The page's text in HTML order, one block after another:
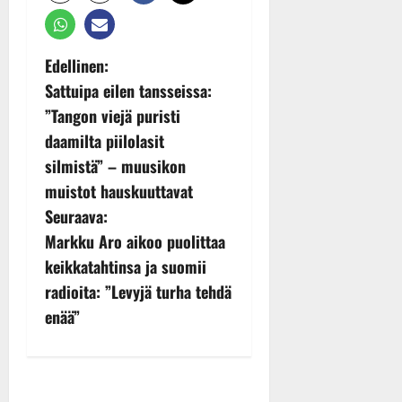
P
o
s
t
n
a
v
i
Edellinen:
Sattuipa eilen tansseissa:
”Tangon viejä puristi
daamilta piilolasit
silmistä” – muusikon
muistot hauskuuttavat
Seuraava:
Markku Aro aikoo puolittaa
keikkatahtinsa ja suomii
radioita: ”Levyjä turha tehdä
enää”